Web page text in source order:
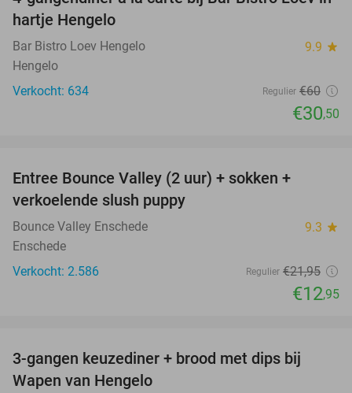
hartje Hengelo
Bar Bistro Loev Hengelo 9.9 star
Hengelo
Verkocht: 634
Regulier €60
€30,50
Entree Bounce Valley (2 uur) + sokken +
verkoelende slush puppy
Bounce Valley Enschede 9.3 star
Enschede
Verkocht: 2.586
Regulier €21,95
€12,95
3-gangen keuzediner + brood met dips bij
Wapen van Hengelo